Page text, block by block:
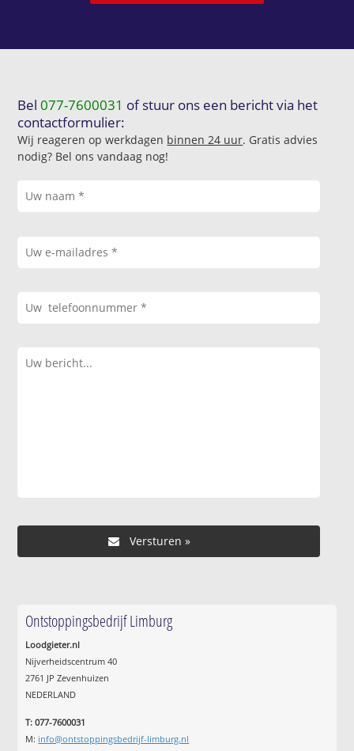
Bel077-7600031 of stuur ons een bericht via het
contactformulier:
Wij reageren op werkdagen binnen 24 uur. Gratis advies
nodig? Bel ons vandaag nog!
Ontstoppingsbedrijf Limburg
Loodgieter.nl
Nijverheidscentrum 40
2761 JP Zevenhuizen
NEDERLAND
T: 077-7600031
M: info@ontstoppingsbedrijf-limburg.nl